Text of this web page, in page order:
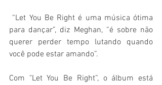
para dançar”, diz Meghan, “é sobre não
querer perder tempo lutando quando
você pode estar amando”.
Com "Let You Be Right”, o álbum está